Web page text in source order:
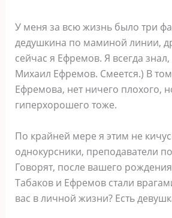
У меня за всю жизнь было три
дедушкина по маминой линии,
сейчас я Ефремов. Я всегда
Михаил Ефремов. Смеется.) В
Ефремова, нет ничего плохого,
гиперхорошего тоже.
По крайней мере я этим не
однокурсники, преподаватели
Говорят, после вашего рождения
Табаков и Ефремов стали
вас в личной жизни? Есть